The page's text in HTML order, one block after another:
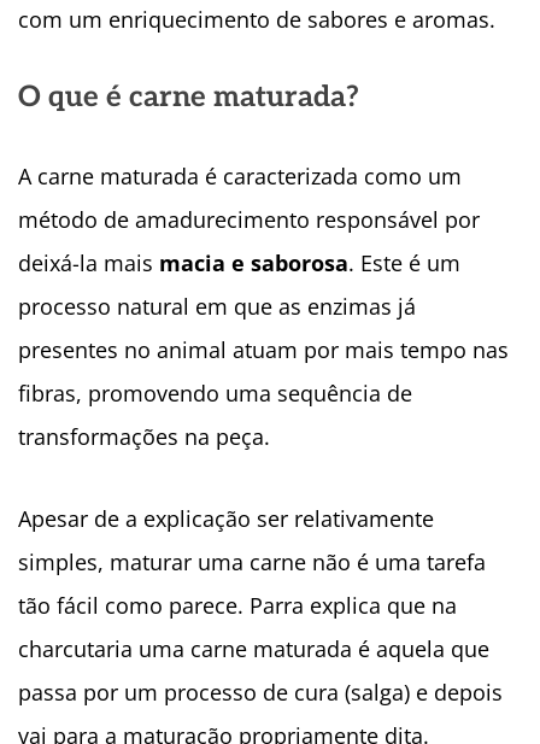
com um enriquecimento de sabores e aromas.
O que é carne maturada?
A carne maturada é caracterizada como um
método de amadurecimento responsável por
deixá-la mais macia e saborosa. Este é um
processo natural em que as enzimas já
presentes no animal atuam por mais tempo nas
fibras, promovendo uma sequência de
transformações na peça.
Apesar de a explicação ser relativamente
simples, maturar uma carne não é uma tarefa
tão fácil como parece. Parra explica que na
charcutaria uma carne maturada é aquela que
passa por um processo de cura (salga) e depois
vai para a maturação propriamente dita.